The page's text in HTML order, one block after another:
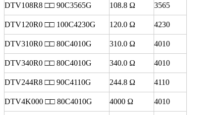
DTV108R8 □□ 90C3565G 108.8 Ω 3565
DTV120R0 □□ 100C4230G 120.0 Ω 4230
DTV310R0 □□ 80C4010G 310.0 Ω 4010
DTV340R0 □□ 80C4010G 340.0 Ω 4010
DTV244R8 □□ 90C4110G 244.8 Ω 4110
DTV4K000 □□ 80C4010G 4000 Ω 4010